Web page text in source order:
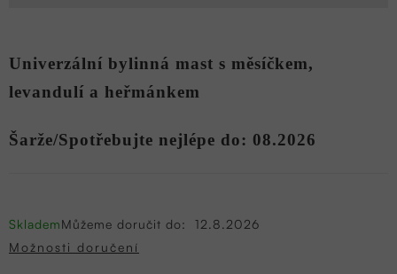
Univerzální bylinná mast s měsíčkem,
levandulí a heřmánkem
Šarže/Spotřebujte nejlépe do: 08.2026
SklademMůžeme doručit do:
12.8.2026
Možnosti doručení